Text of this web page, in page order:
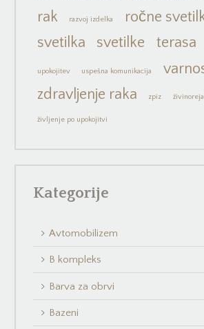
rak razvoj izdelka ročne
svetilka
svetilke terasa
upokojitev uspešna komunikacija
zdravljenje raka
zpiz živinoreja
življenje po upokojitvi
Kategorije
Avtomobilizem
B kompleks
Barva za obrvi
Bazeni